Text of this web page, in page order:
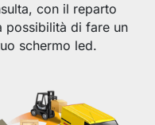
con il reparto
possibilità di fare un
schermo led.